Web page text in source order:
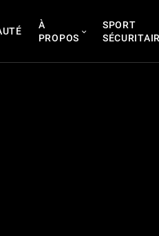
À
PROPOS
SPORT